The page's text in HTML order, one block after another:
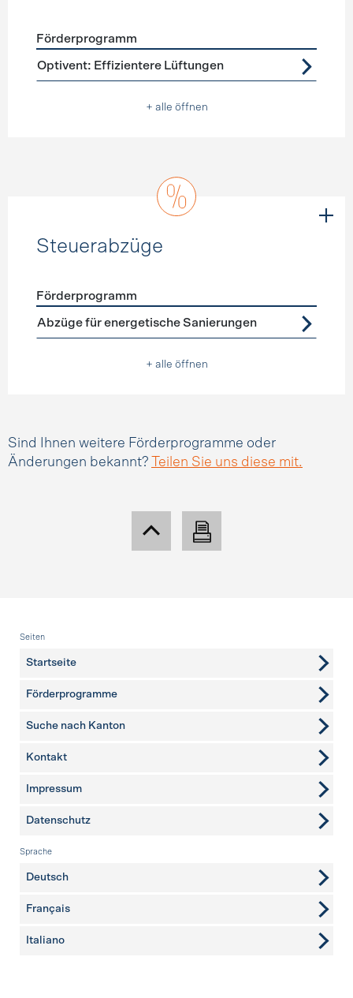
Förderprogramme Lüftung
Förderprogramm
Optivent: Effizientere Lüftungen
+ alle öffnen
Steuerabzüge
Förderprogramme Steuerabzüge
Förderprogramm
Abzüge für energetische Sanierungen
+ alle öffnen
Sind Ihnen weitere Förderprogramme oder
Änderungen bekannt?
Teilen Sie uns diese mit.
Fusszeile
Seiten
Startseite
Förderprogramme
Suche nach Kanton
weitere Seiten
Kontakt
Impressum
Datenschutz
Sprache
Deutsch
Français
Italiano